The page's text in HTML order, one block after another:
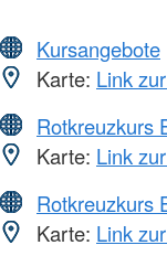
Kursangebote
Karte: Link
Rotkreuzkurs
Karte: Link
Rotkreuzkurs
Karte: Link